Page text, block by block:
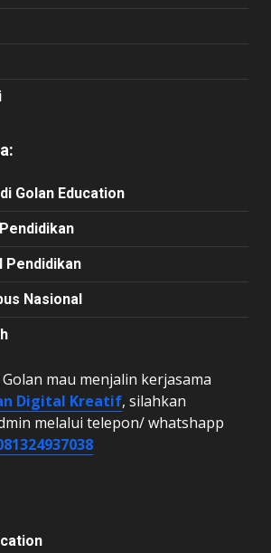
Golan Education
Pendidikan
Nasional
mau menjalin kerjasama
Digital Kreatif, silahkan
melalui telepon/ whatshapp